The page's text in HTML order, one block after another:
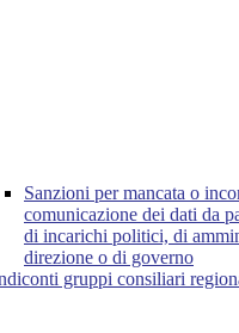
Sanzioni per mancata o
comunicazione dei dati da
di incarichi politici, di
direzione o di governo
gruppi consiliari